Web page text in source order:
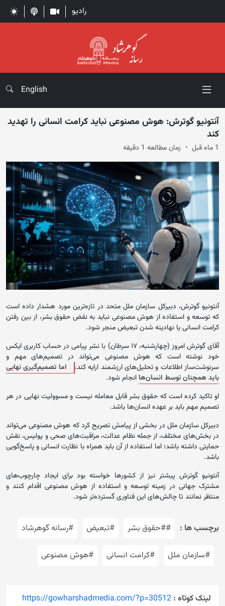
رادیو
English
آنتونیو گوترش: هوش مصنوعی نباید کرامت انسانی را تهدید
کند
1 ماه قبل زمان مطالعه 1 دقیقه
آنتونیو گوترش، دبیرکل سازمان ملل متحد در تازه‌ترین مورد هشدار داده است
که توسعه و استفاده از هوش مصنوعی نباید به نقض حقوق بشر، از بین رفتن
کرامت انسانی یا نهادینه شدن تبعیض منجر شود.
آقای گوترش امروز (چهارشنبه، ۱۷ سرطان) با نشر پیامی در حساب کاربری ایکس
خود نوشته است که هوش مصنوعی می‌تواند در تصمیم‌های مهم و
سرنوشت‌ساز اطلاعات و تحلیل‌های ارزشمند ارایه کند،
اما تصمیم‌گیری نهایی
باید همچنان توسط انسان‌ها انجام شود.
او تاکید کرده است که حقوق بشر قابل معامله نیست و مسوولیت نهایی در هر
تصمیم مهم باید بر عهده انسان‌ها باشد.
دبیرکل سازمان ملل در بخشی از پیامش تصریح کرد که هوش مصنوعی می‌تواند
در بخش‌های مختلف، از جمله نظام عدالت، مراقبت‌های صحی و پولیس، نقش
حمایتی داشته باشد؛ اما استفاده از آن باید همراه با نظارت انسانی و پاسخ‌گویی
باشد.
آنتونیو گوترش پیشتر نیز از کشورها خواسته بود برای ایجاد چارچوب‌های
مشترک جهانی در زمینه توسعه و استفاده از هوش مصنوعی اقدام کنند و
منتظر نمانند تا چالش‌های این فناوری گسترده‌تر شود.
برچسب ها : ##حقوق بشر #تبعیض #رسانه گوهرشاد
#سازمان ملل #کرامت انسانی #هوش مصنوعی
لینک کوتاه : https://gowharshadmedia.com/?p=30512